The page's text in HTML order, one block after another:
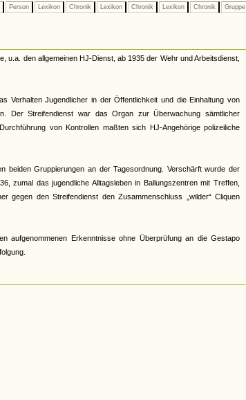
Person Lexikon Chronik Lexikon Chronik Lexikon Chronik Gruppe
u.a. den allgemeinen HJ-Dienst, ab 1935 der Wehr und Arbeitsdienst,
Verhalten Jugendlicher in der Öffentlichkeit und die Einhaltung von
Der Streifendienst war das Organ zur Überwachung sämtlicher
von Kontrollen maßten sich HJ-Angehörige polizeiliche
beiden Gruppierungen an der Tagesordnung. Verschärft wurde der
zumal das jugendliche Alltagsleben in Ballungszentren mit Treffen,
gegen den Streifendienst den Zusammenschluss „wilder“ Cliquen
aufgenommenen Erkenntnisse ohne Überprüfung an die Gestapo